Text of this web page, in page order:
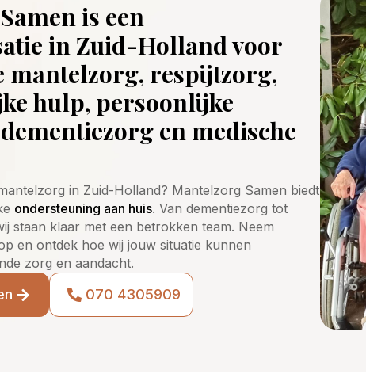
is een
in Zuid-Holland voor
mantelzorg, respijtzorg,
hulp, persoonlijke
en medische
in Zuid-Holland? Mantelzorg Samen biedt
ondersteuning aan huis. Van dementiezorg tot
staan klaar met een betrokken team. Neem
en ontdek hoe wij jouw situatie kunnen
zorg en aandacht.
070 4305909